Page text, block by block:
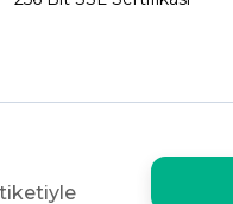
bu kalitede uygunluğa